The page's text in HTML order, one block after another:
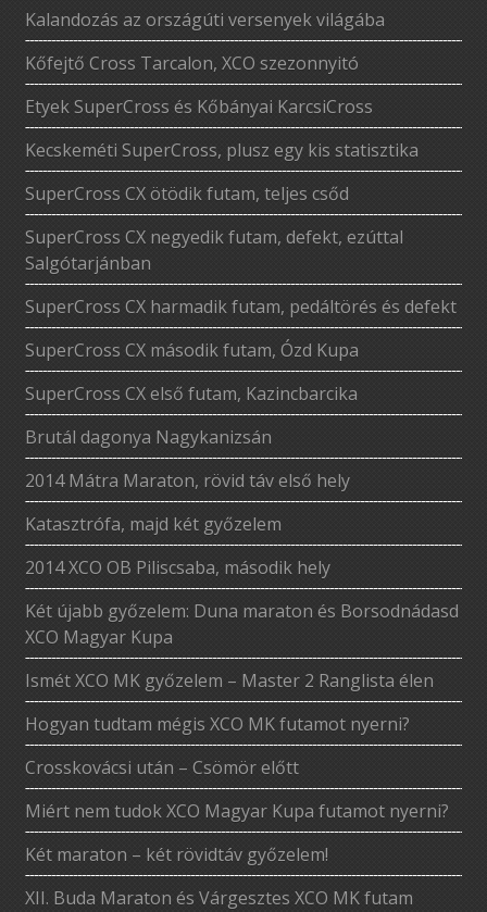
Kalandozás az országúti versenyek világába
Kőfejtő Cross Tarcalon, XCO szezonnyitó
Etyek SuperCross és Kőbányai KarcsiCross
Kecskeméti SuperCross, plusz egy kis statisztika
SuperCross CX ötödik futam, teljes csőd
SuperCross CX negyedik futam, defekt, ezúttal
Salgótarjánban
SuperCross CX harmadik futam, pedáltörés és defekt
SuperCross CX második futam, Ózd Kupa
SuperCross CX első futam, Kazincbarcika
Brutál dagonya Nagykanizsán
2014 Mátra Maraton, rövid táv első hely
Katasztrófa, majd két győzelem
2014 XCO OB Piliscsaba, második hely
Két újabb győzelem: Duna maraton és Borsodnádasd
XCO Magyar Kupa
Ismét XCO MK győzelem – Master 2 Ranglista élen
Hogyan tudtam mégis XCO MK futamot nyerni?
Crosskovácsi után – Csömör előtt
Miért nem tudok XCO Magyar Kupa futamot nyerni?
Két maraton – két rövidtáv győzelem!
XII. Buda Maraton és Várgesztes XCO MK futam